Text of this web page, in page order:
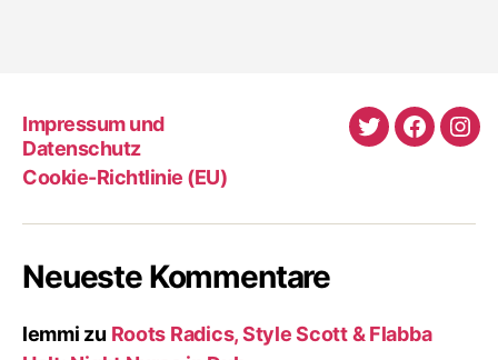
Impressum und
Datenschutz
Cookie-Richtlinie (EU)
Twitter
Neueste Kommentare
lemmi zu Roots Radics, Style Scott & Flabba